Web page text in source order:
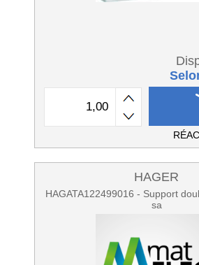
HAGER
HAGATA122499016 - Support
sa